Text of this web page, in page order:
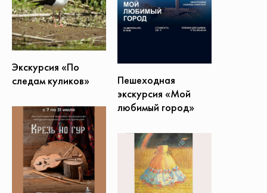
Экскурсия «По
следам куликов»
Пешеходная
экскурсия «Мой
любимый город»